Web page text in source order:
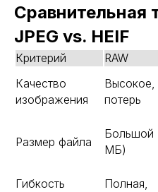
Сравнительная
JPEG vs. HEIF
Критерий RAW
Качество
изображения
Высокое,
потерь
Размер файла
Большой
МБ)
Гибкость
Полная,